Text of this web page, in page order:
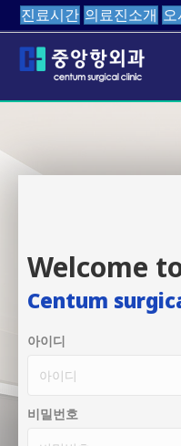
진료시간 의료진소개 오
Welcome
Centum
아이디
비밀번호